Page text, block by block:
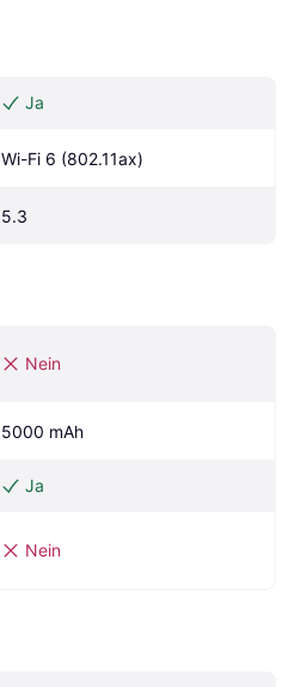
Ja
Wi-Fi 6 (802.11ax)
5.3
Nein
5000 mAh
Ja
Nein